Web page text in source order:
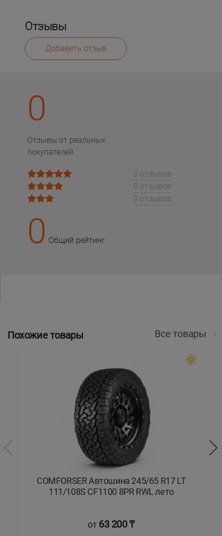
Отзывы
Добавить отзыв
0
Отзывы от реальных
покупателей
0 отзывов
0 отзывов
0 отзывов
0 Общий рейтинг
Похожие товары Все товары
COMFORSER Автошина 245/65 R17 LT
111/108S CF1100 8PR RWL лето
от63 200 ₸